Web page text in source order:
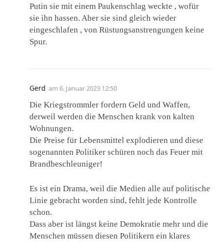
Putin sie mit einem Paukenschlag weckte , wofür
sie ihn hassen. Aber sie sind gleich wieder
eingeschlafen , von Rüstungsanstrengungen keine
Spur.
Gerd am 6. Januar 2023 12:50
Die Kriegstrommler fordern Geld und Waffen,
derweil werden die Menschen krank von kalten
Wohnungen.
Die Preise für Lebensmittel explodieren und diese
sogenannten Politiker schüren noch das Feuer mit
Brandbeschleuniger!
Es ist ein Drama, weil die Medien alle auf politische
Linie gebracht worden sind, fehlt jede Kontrolle
schon.
Dass aber ist längst keine Demokratie mehr und die
Menschen müssen diesen Politikern ein klares